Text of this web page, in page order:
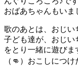
おばあちゃんもいま
歌のあとは、おじい
子ども達が、おじい
をとり一緒に遊び
（👊）おこしにつ